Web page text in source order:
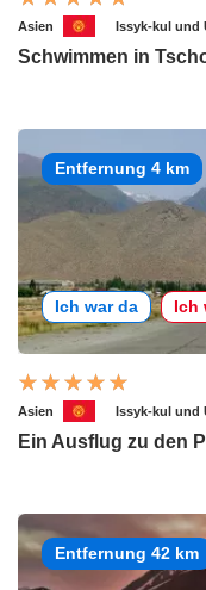
Asien Issyk-kul und
Schwimmen in
Entfernung 4 km
Ich war da Ich
Asien Issyk-kul und
Ein Ausflug zu den
Entfernung 42 km